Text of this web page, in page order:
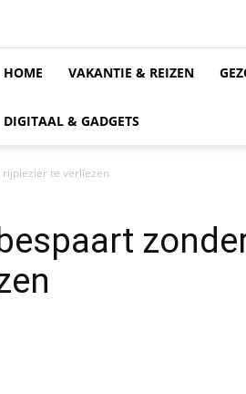
HOME VAKANTIE & REIZEN
DIGITAAL & GADGETS
te verliezen